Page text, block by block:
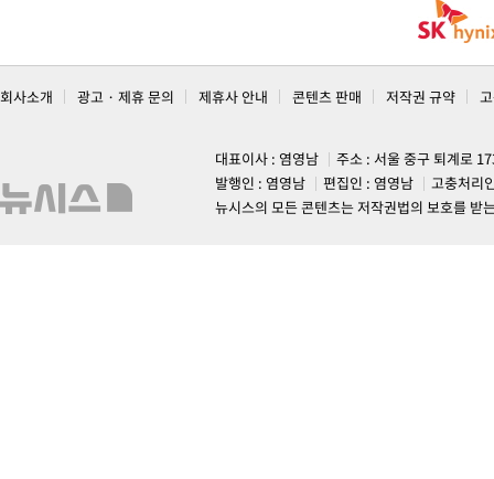
회사소개 광고 · 제휴 문의 제휴사 안내 콘텐츠 판매 저작권 규약
대표이사 : 염영남
주소 : 서울 중구 퇴계로
발행인 : 염영남
편집인 : 염영남
고충처리
뉴시스의 모든 콘텐츠는 저작권법의 보호를